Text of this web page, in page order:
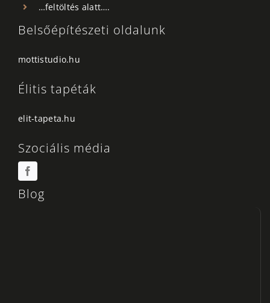
…feltöltés alatt….
Belsőépítészeti oldalunk
mottistudio.hu
Élitis tapéták
elit-tapeta.hu
Szociális média
Blog